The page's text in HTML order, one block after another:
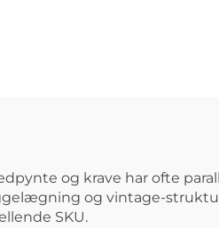
og krave har ofte
og vintage-
SKU.